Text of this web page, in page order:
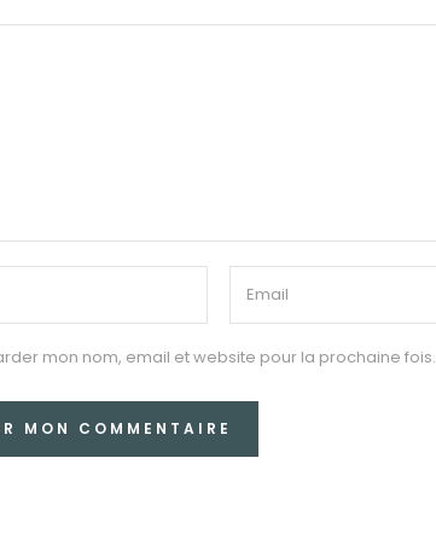
mon nom, email et website pour la prochaine fois.